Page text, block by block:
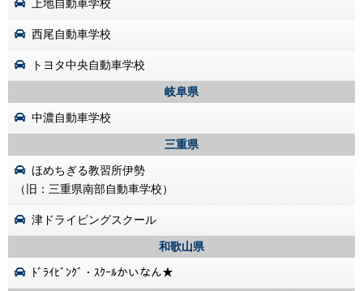
上地自動車学校
西尾自動車学校
トヨタ中央自動車学校
岐阜県
中濃自動車学校
三重県
ほめちぎる教習所伊勢
（旧：三重県南部自動車学校）
津ドライビングスクール
和歌山県
ﾄﾞﾗｲﾋﾞﾝｸﾞ・ｽｸｰﾙかいなん★